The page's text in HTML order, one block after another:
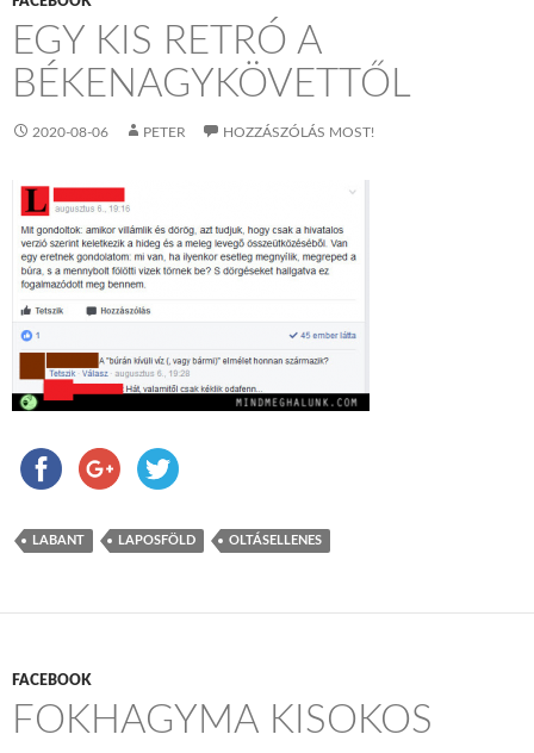
EGY KIS RETRÓ A
BÉKENAGYKÖVETTŐL
2020-08-06 PETER HOZZÁSZÓLÁS MOST!
LABANT LAPOSFÖLD OLTÁSELLENES
FACEBOOK
FOKHAGYMA KISOKOS